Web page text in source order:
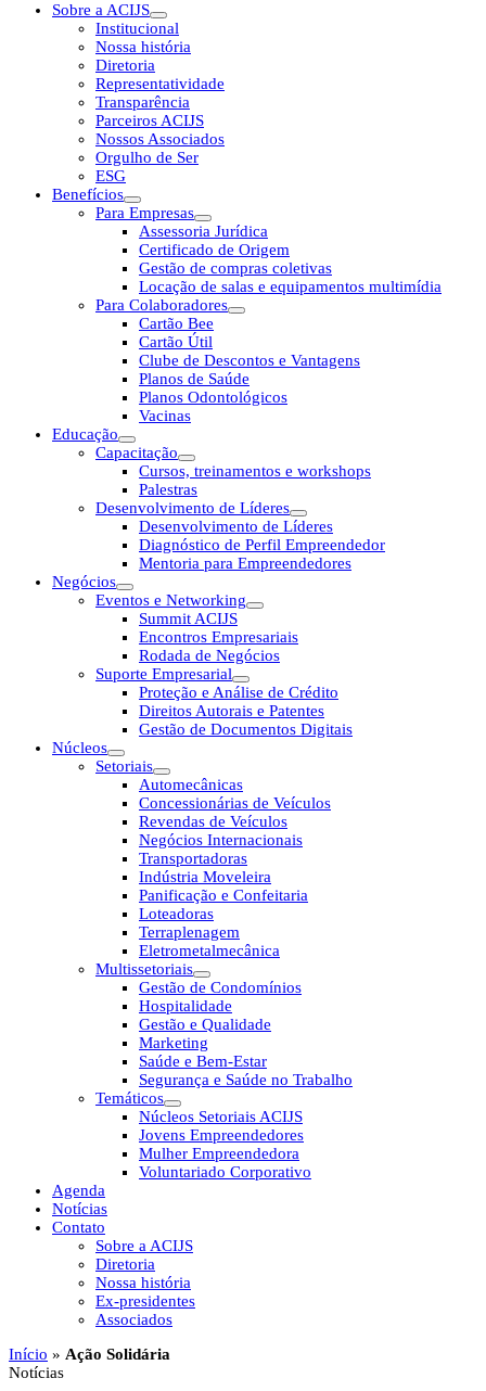
Sobre a ACIJS
Institucional
Nossa história
Diretoria
Representatividade
Transparência
Parceiros ACIJS
Nossos Associados
Orgulho de Ser
ESG
Benefícios
Para Empresas
Assessoria Jurídica
Certificado de Origem
Gestão de compras coletivas
Locação de salas e equipamentos multimídia
Para Colaboradores
Cartão Bee
Cartão Útil
Clube de Descontos e Vantagens
Planos de Saúde
Planos Odontológicos
Vacinas
Educação
Capacitação
Cursos, treinamentos e workshops
Palestras
Desenvolvimento de Líderes
Desenvolvimento de Líderes
Diagnóstico de Perfil Empreendedor
Mentoria para Empreendedores
Negócios
Eventos e Networking
Summit ACIJS
Encontros Empresariais
Rodada de Negócios
Suporte Empresarial
Proteção e Análise de Crédito
Direitos Autorais e Patentes
Gestão de Documentos Digitais
Núcleos
Setoriais
Automecânicas
Concessionárias de Veículos
Revendas de Veículos
Negócios Internacionais
Transportadoras
Indústria Moveleira
Panificação e Confeitaria
Loteadoras
Terraplenagem
Eletrometalmecânica
Multissetoriais
Gestão de Condomínios
Hospitalidade
Gestão e Qualidade
Marketing
Saúde e Bem-Estar
Segurança e Saúde no Trabalho
Temáticos
Núcleos Setoriais ACIJS
Jovens Empreendedores
Mulher Empreendedora
Voluntariado Corporativo
Agenda
Notícias
Contato
Sobre a ACIJS
Diretoria
Nossa história
Ex-presidentes
Associados
Início » Ação Solidária
Notícias